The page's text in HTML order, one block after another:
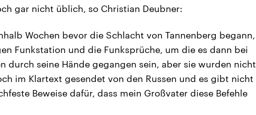
gar nicht üblich, so Christian Deubner:
Wochen bevor die Schlacht von Tannenberg begann,
Funkstation und die Funksprüche, um die es dann bei
durch seine Hände gegangen sein, aber sie wurden nicht
im Klartext gesendet von den Russen und es gibt nicht
Beweise dafür, dass mein Großvater diese Befehle